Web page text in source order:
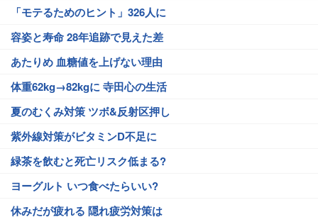
「モテるためのヒント」326人に
容姿と寿命 28年追跡で見えた差
あたりめ 血糖値を上げない理由
体重62kg→82kgに 寺田心の生活
夏のむくみ対策 ツボ&反射区押し
紫外線対策がビタミンD不足に
緑茶を飲むと死亡リスク低まる?
ヨーグルト いつ食べたらいい?
休みだが疲れる 隠れ疲労対策は